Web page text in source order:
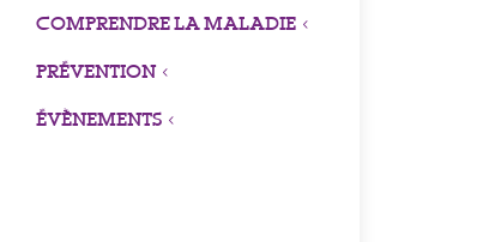
COMPRENDRE LA MALADIE 3
PRÉVENTION3
ÉVÈNEMENTS 3